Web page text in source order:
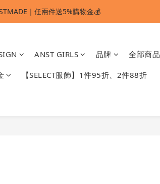
｜任兩件送5%購物金💰
｜任兩件送5%購物金💰
多重好禮滿額贈🔥
｜任兩件送5%購物金💰
ANST GIRLS 品牌 全部商品
【SELECT服飾】1件95折、2件88折